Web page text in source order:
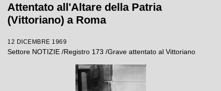
Attentato all'Altare della Patria
(Vittoriano) a Roma
12 DICEMBRE 1969
Settore NOTIZIE /Registro 173 /Grave attentato al Vittoriano